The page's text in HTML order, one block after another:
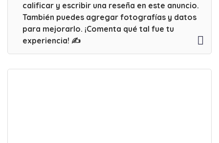
calificar y escribir una reseña en este anuncio.
También puedes agregar fotografías y datos
para mejorarlo. ¡Comenta qué tal fue tu
experiencia! ✍